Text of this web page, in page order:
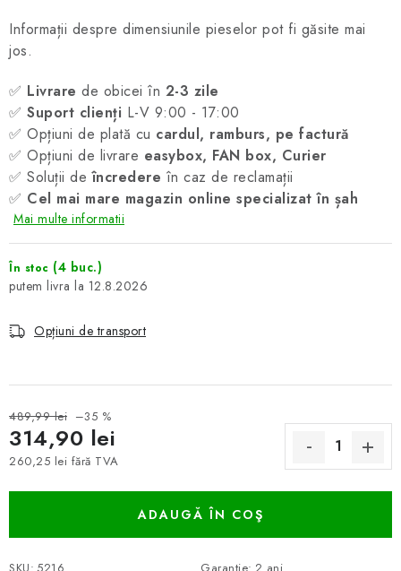
Informații despre dimensiunile pieselor pot fi găsite mai
jos.
✅ Livrare de obicei în 2-3 zile
✅ Suport clienți L-V 9:00 - 17:00
✅ Opțiuni de plată cu cardul, ramburs, pe factură
✅ Opțiuni de livrare easybox, FAN box, Curier
✅ Soluții deîncredere în caz de reclamații
✅ Cel mai mare magazin online specializat în șah
Mai multe informatii
În stoc (4 buc.)
12.8.2026
Opțiuni de transport
489,99 lei –35 %
314,90 lei
260,25 lei fără TVA
ADAUGĂ ÎN COŞ